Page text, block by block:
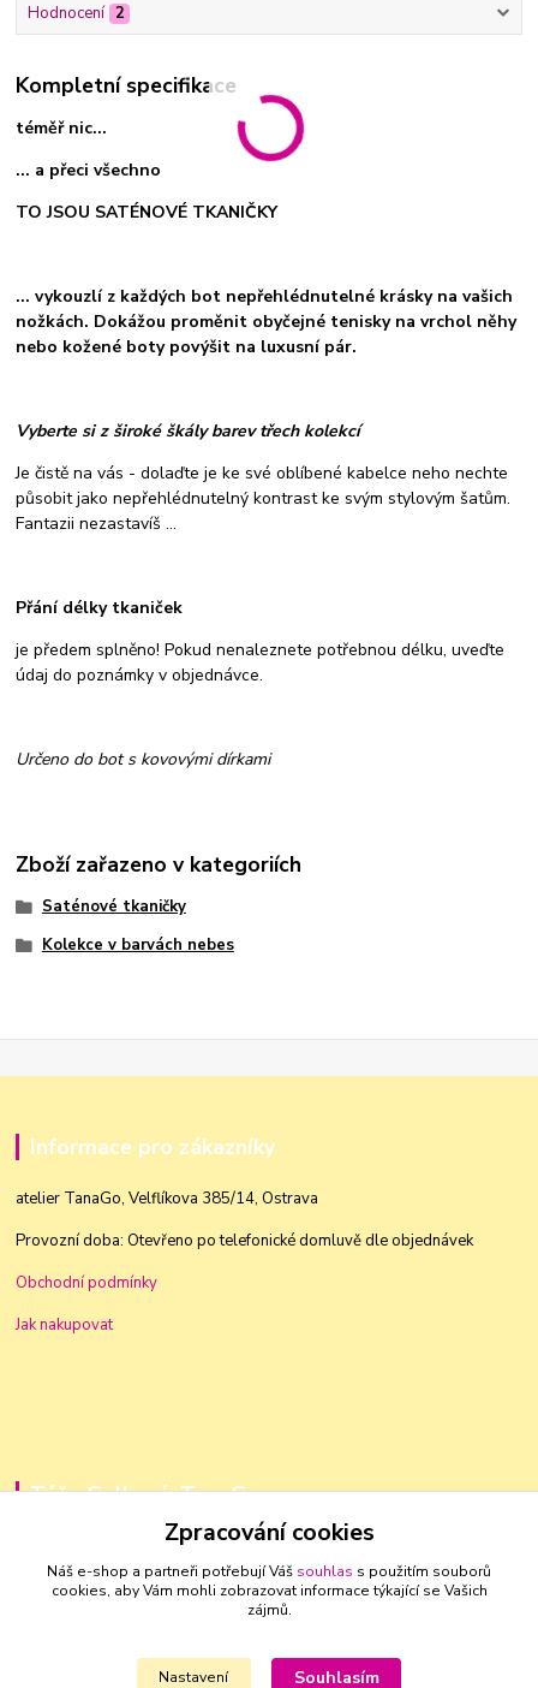
Hodnocení 2
Kompletní specifikace
téměř nic...
... a přeci všechno
TO JSOU SATÉNOVÉ TKANIČKY
... vykouzlí z každých bot nepřehlédnutelné krásky na vašich
nožkách. Dokážou proměnit obyčejné tenisky na vrchol něhy
nebo kožené boty povýšit na luxusní pár.
Vyberte si z široké škály barev třech kolekcí
Je čistě na vás - dolaďte je ke své oblíbené kabelce neho nechte
působit jako nepřehlédnutelný kontrast ke svým stylovým šatům.
Fantazii nezastavíš ...
Přání délky tkaniček
je předem splněno! Pokud nenaleznete potřebnou délku, uveďte
údaj do poznámky v objednávce.
Určeno do bot s kovovými dírkami
Zboží zařazeno v kategoriích
Saténové tkaničky
Kolekce v barvách nebes
Informace pro zákazníky
atelier TanaGo, Velflíkova 385/14, Ostrava
Provozní doba: Otevřeno po telefonické domluvě dle objednávek
Obchodní podmínky
Jak nakupovat
Táňa Golková, TanaGo
+420 603 83 88 46
golkovat@seznam.cz
Zpracování cookies
Náš e-shop a partneři potřebují Váš souhlas s použitím souborů
cookies, aby Vám mohli zobrazovat informace týkající se Vašich
zájmů.
Nastavení Souhlasím